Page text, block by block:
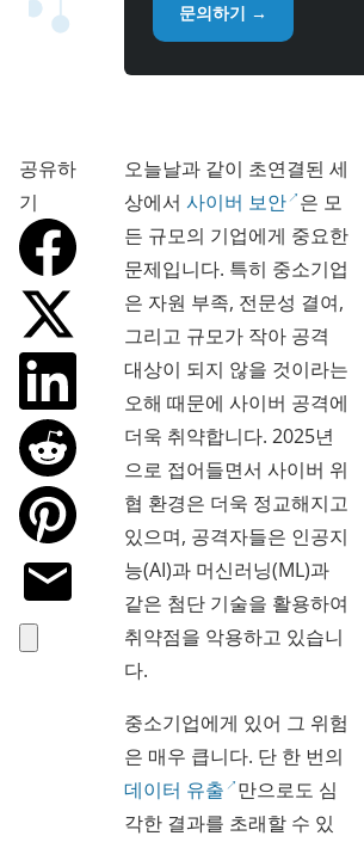
문의하기 →
공유하
기
오늘날과 같이 초연결된 세
상에서 사이버 보안 은 모
든 규모의 기업에게 중요한
문제입니다. 특히 중소기업
은 자원 부족, 전문성 결여,
그리고 규모가 작아 공격
대상이 되지 않을 것이라는
오해 때문에 사이버 공격에
더욱 취약합니다. 2025년
으로 접어들면서 사이버 위
협 환경은 더욱 정교해지고
있으며, 공격자들은 인공지
능(AI)과 머신러닝(ML)과
같은 첨단 기술을 활용하여
취약점을 악용하고 있습니
다.
중소기업에게 있어 그 위험
은 매우 큽니다. 단 한 번의
데이터 유출 만으로도 심
각한 결과를 초래할 수 있